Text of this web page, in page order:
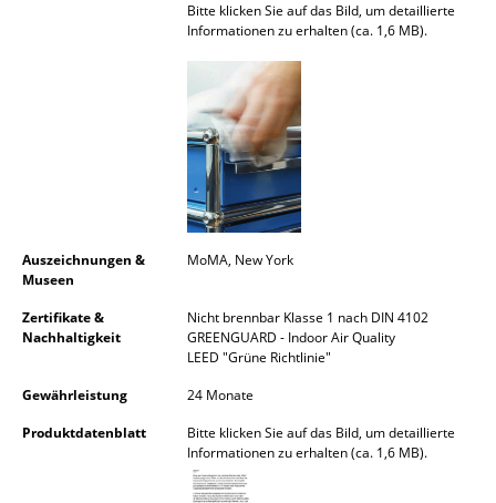
Aufbewahrungsboxen
Kissen
Teppiche
Vorhänge
... alle Accessoires
Bitte klicken Sie auf das Bild, um detaillierte
Informationen zu erhalten (ca. 1,6 MB).
Auszeichnungen &
Museen
MoMA, New York
Zertifikate &
Nachhaltigkeit
Nicht brennbar Klasse 1 nach DIN 4102
GREENGUARD - Indoor Air Quality
LEED "Grüne Richtlinie"
Gewährleistung
24 Monate
Produktdatenblatt
Bitte klicken Sie auf das Bild, um detaillierte
Informationen zu erhalten (ca. 1,6 MB).